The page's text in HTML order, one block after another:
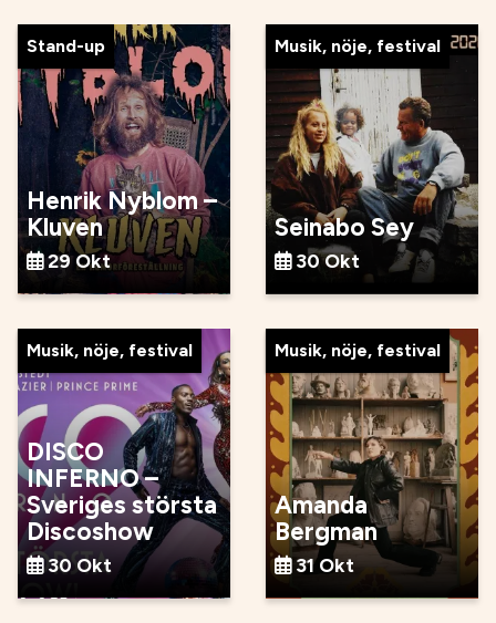
Stand-up
Henrik Nyblom –
Kluven
29 Okt
Musik, nöje, festival
Seinabo Sey
30 Okt
Musik, nöje, festival
DISCO
INFERNO –
Sveriges största
Discoshow
30 Okt
Musik, nöje, festival
Amanda
Bergman
31 Okt